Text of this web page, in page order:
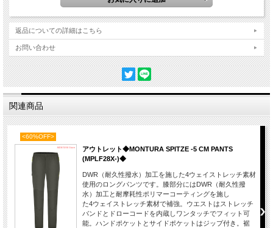
返品についての詳細はこちら
お問い合わせ
関連商品
<60%OFF>
アウトレット◆MONTURA SPITZE -5 CM PANTS
(MPLF28X-)◆
DWR（耐久性撥水）加工を施した4ウェイストレッチ素材
使用のロングパンツです。膝部分にはDWR（耐久性撥
水）加工と耐摩耗性ポリマーコーティングを施し
た4ウェイストレッチ素材で補強。ウエストはストレッチ
バンドとドローコードを内蔵しワンタッチでフィット可
能。ハンドポケットとサイドポケットはジップ付き。裾